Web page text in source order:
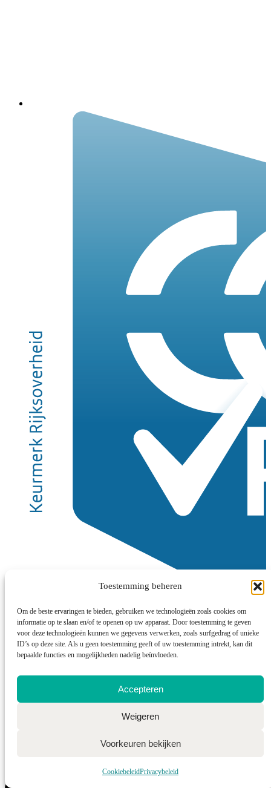
Toestemming beheren
Om de beste ervaringen te bieden, gebruiken we technologieën zoals cookies om
informatie op te slaan en/of te openen op uw apparaat. Door toestemming te geven
voor deze technologieën kunnen we gegevens verwerken, zoals surfgedrag of unieke
ID’s op deze site. Als u geen toestemming geeft of uw toestemming intrekt, kan dit
bepaalde functies en mogelijkheden nadelig beïnvloeden.
Accepteren
Weigeren
Voorkeuren bekijken
CookiebeleidPrivacybeleid